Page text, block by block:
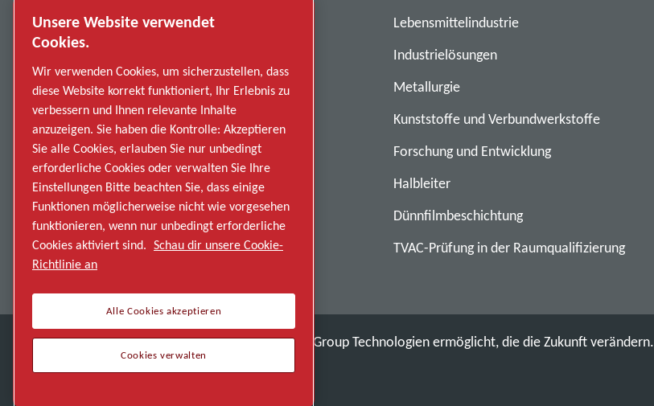
Datenschutzerklärung
Fehlverhalten melden
Lieferanten
Barrierefreiheit
Lebensmittelindustrie
Industrielösungen
Metallurgie
Kunststoffe und Verbundwerkstoffe
Forschung und Entwicklung
Halbleiter
Dünnfilmbeschichtung
TVAC-Prüfung in der Raumqualifizierung
Entdecken Sie, wie die Atlas Copco Group Technologien ermöglicht, die die Zukunft verändern.
Unsere Website verwendet
Cookies.
Wir verwenden Cookies, um sicherzustellen, dass
diese Website korrekt funktioniert, Ihr Erlebnis zu
verbessern und Ihnen relevante Inhalte
anzuzeigen. Sie haben die Kontrolle: Akzeptieren
Sie alle Cookies, erlauben Sie nur unbedingt
erforderliche Cookies oder verwalten Sie Ihre
Einstellungen Bitte beachten Sie, dass einige
Funktionen möglicherweise nicht wie vorgesehen
funktionieren, wenn nur unbedingt erforderliche
Cookies aktiviert sind. Schau dir unsere Cookie-
Richtlinie an
Alle Cookies akzeptieren
Cookies verwalten